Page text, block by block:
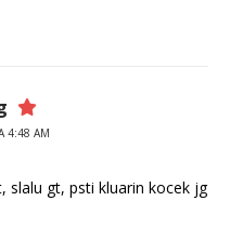
4:48 AM
slalu gt, psti kluarin kocek jg